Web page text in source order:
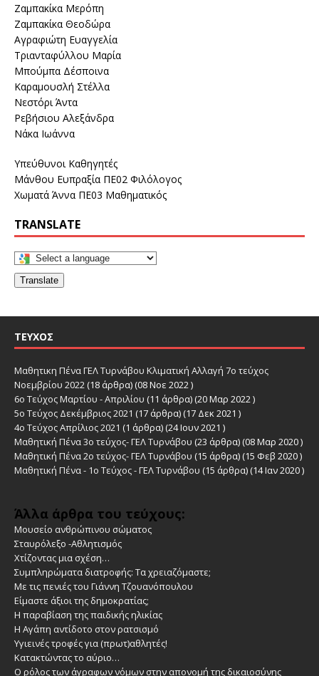
Ζαμπακίκα Μερόπη
Ζαμπακίκα Θεοδώρα
Αγραφιώτη Ευαγγελία
Τριανταφύλλου Μαρία
Μπούμπα Δέσποινα
Καραμουσλή Στέλλα
Νεστόρι Άντα
Ρεβήσιου Αλεξάνδρα
Νάκα Ιωάννα
Υπεύθυνοι Καθηγητές
Μάνθου Ευπραξία ΠΕ02 Φιλόλογος
Χωματά Άννα ΠΕ03 Μαθηματικός
TRANSLATE
Translate
ΤΕΎΧΟΣ
Μαθητικη Πένα ΓΕΛ Τυρνάβου Κλιματική Αλλαγή 7ο τεύχος
Νοεμβρίου 2022(18 άρθρα) (08 Νοε 2022 )
6ο Τεύχος Μαρτίου - Απριλίου (11 άρθρα) (20 Μαρ 2022 )
5ο Τεύχος Δεκέμβριος 2021 (17 άρθρα) (17 Δεκ 2021 )
4ο Τεύχος Απρίλιος 2021 (1 άρθρα) (24 Ιουν 2021 )
Μαθητική Πένα 3ο τεύχος- ΓΕΛ Τυρνάβου (23 άρθρα) (08 Μαρ 2020 )
Μαθητική Πένα 2ο τεύχος- ΓΕΛ Τυρνάβου (15 άρθρα) (15 Φεβ 2020 )
Μαθητική Πένα - 1ο Τεύχος - ΓΕΛ Τυρνάβου (15 άρθρα) (14 Ιαν 2020 )
Άλλα άρθρα του τεύχους:
Μουσείο ανθρώπινου σώματος
Σταυρόλεξο -Αθλητισμός
Χτίζοντας μια σχέση…
Συμπληρώματα διατροφής: Τα χρειαζόμαστε;
Με τις πενιές του Γιάννη Τζουανόπουλου
Είμαστε άξιοι της δημοκρατίας;
Η παραβίαση της παιδικής ηλικίας
Η Αγάπη αντίδοτο στον ρατσισμό
Υγιεινές τροφές για (πρωτ)αθλητές!
Κατακτώντας το αύριο…
Ο ρόλος των άγραφων νόμων στην απονομή της δικαιοσύνης